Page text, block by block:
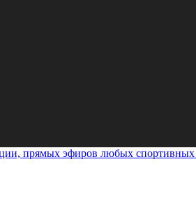
прямых эфиров любых